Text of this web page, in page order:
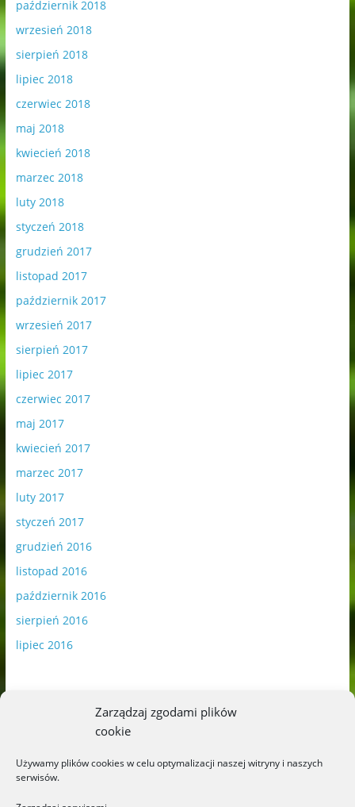
Zarządzaj zgodami plików
cookie
Używamy plików cookies w celu optymalizacji naszej witryny i naszych
serwisów.
październik 2018
wrzesień 2018
sierpień 2018
lipiec 2018
czerwiec 2018
maj 2018
kwiecień 2018
marzec 2018
luty 2018
styczeń 2018
grudzień 2017
listopad 2017
październik 2017
wrzesień 2017
sierpień 2017
lipiec 2017
czerwiec 2017
maj 2017
kwiecień 2017
marzec 2017
luty 2017
styczeń 2017
grudzień 2016
listopad 2016
październik 2016
sierpień 2016
lipiec 2016